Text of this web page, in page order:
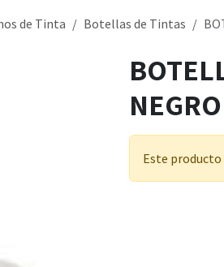
de Tinta Botellas de Tintas
Este